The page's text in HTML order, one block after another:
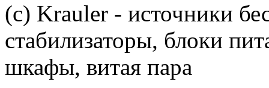
(c) Krauler - источники
стабилизаторы, блоки
шкафы, витая пара